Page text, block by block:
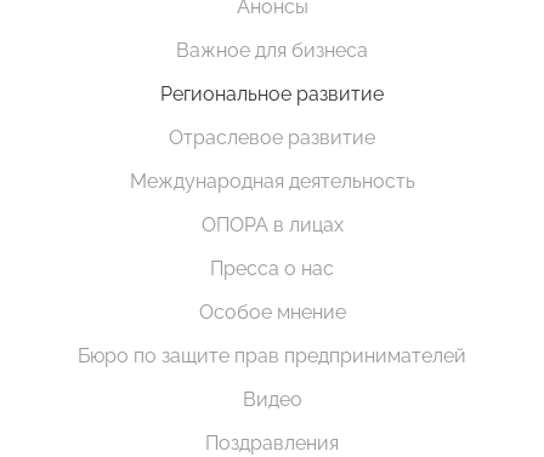
Анонсы
Важное для бизнеса
Региональное развитие
Отраслевое развитие
Международная деятельность
ОПОРА в лицах
Пресса о нас
Особое мнение
Бюро по защите прав предпринимателей
Видео
Поздравления